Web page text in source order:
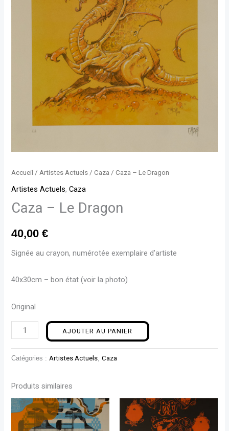
Accueil / Artistes Actuels /Caza / Caza – Le Dragon
Artistes Actuels,Caza
Caza – Le Dragon
40,00€
Signée au crayon, numérotée exemplaire d’artiste
40x30cm – bon état (voir la photo)
Original
AJOUTER AU PANIER
Catégories : Artistes Actuels ,Caza
Produits similaires